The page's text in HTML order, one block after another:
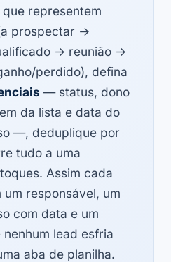
representem
prospectar →
→ reunião →
perdido), defina
— status, dono
da lista e data do
—, deduplique por
tudo a uma
Assim cada
um responsável, um
com data e um
lead esfria
aba de planilha.